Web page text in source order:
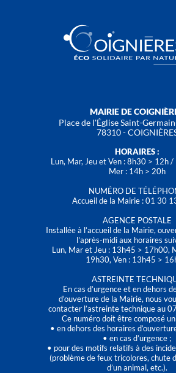
MAIRIE DE
Place de l'Église Saint-
78310 -
HORAIRES :
Lun, Mar, Jeu et Ven : 8h30 > 12h
Mer : 14h > 20h
NUMÉRO DE
Accueil de la Mairie : 01 30
AGENCE POSTALE
Installée à l’accueil de la Mairie,
l'après-midi aux horaires
Lun, Mar et Jeu : 13h45 > 17h00,
19h30, Ven : 13h45 >
ASTREINTE
En cas d’urgence et en dehors
d'ouverture de la Mairie, nous
contacter l’astreinte technique au
Ce numéro doit être composé
• en dehors des horaires
• en cas d’urgence ;
• pour des motifs relatifs à des
(problème de feux tricolores, chute
d’un animal, etc.).